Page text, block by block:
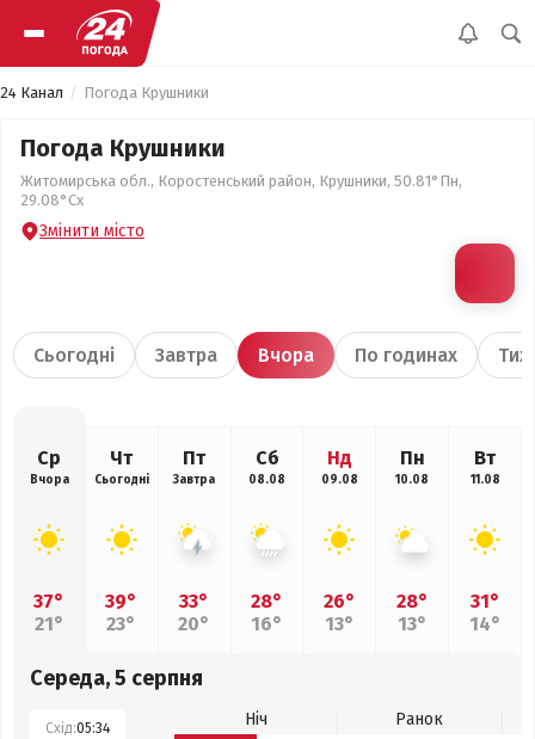
24 Канал Погода Крушники
Погода Крушники
Житомирська обл., Коростенський район, Крушники, 50.81°Пн,
29.08°Сх
Змінити місто
Сьогодні Завтра Вчора По годинах
Ср
Вчора
37°
21°
Чт
Сьогодні
39°
23°
Пт
Завтра
33°
20°
Сб
08.08
28°
16°
Нд
09.08
26°
13°
Пн
10.08
28°
13°
Вт
11.08
31°
14°
Середа, 5 серпня
Схід:05:34 Ніч
Ранок